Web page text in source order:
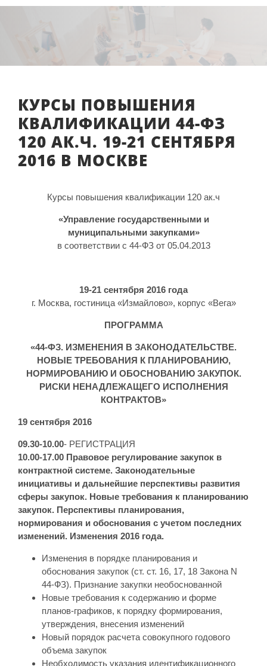
КУРСЫ ПОВЫШЕНИЯ
КВАЛИФИКАЦИИ 44-ФЗ
120 АК.Ч. 19-21 СЕНТЯБРЯ
2016 В МОСКВЕ
Курсы повышения квалификации 120 ак.ч
«Управление государственными и
муниципальными закупками»
в соответствии с 44-ФЗ от 05.04.2013
19-21 сентября 2016 года
г. Москва, гостиница «Измайлово», корпус «Вега»
ПРОГРАММА
«44-ФЗ. ИЗМЕНЕНИЯ В ЗАКОНОДАТЕЛЬСТВЕ.
НОВЫЕ ТРЕБОВАНИЯ К ПЛАНИРОВАНИЮ,
НОРМИРОВАНИЮ И ОБОСНОВАНИЮ ЗАКУПОК.
РИСКИ НЕНАДЛЕЖАЩЕГО ИСПОЛНЕНИЯ
КОНТРАКТОВ»
19 сентября 2016
09.30-10.00- РЕГИСТРАЦИЯ
10.00-17.00 Правовое регулирование закупок в
контрактной системе. Законодательные
инициативы и дальнейшие перспективы развития
сферы закупок. Новые требования к планированию
закупок. Перспективы планирования,
нормирования и обоснования с учетом последних
изменений. Изменения 2016 года.
Изменения в порядке планирования и
обоснования закупок (ст. ст. 16, 17, 18 Закона N
44-ФЗ). Признание закупки необоснованной
Новые требования к содержанию и форме
планов-графиков, к порядку формирования,
утверждения, внесения изменений
Новый порядок расчета совокупного годового
объема закупок
Необходимость указания идентификационного